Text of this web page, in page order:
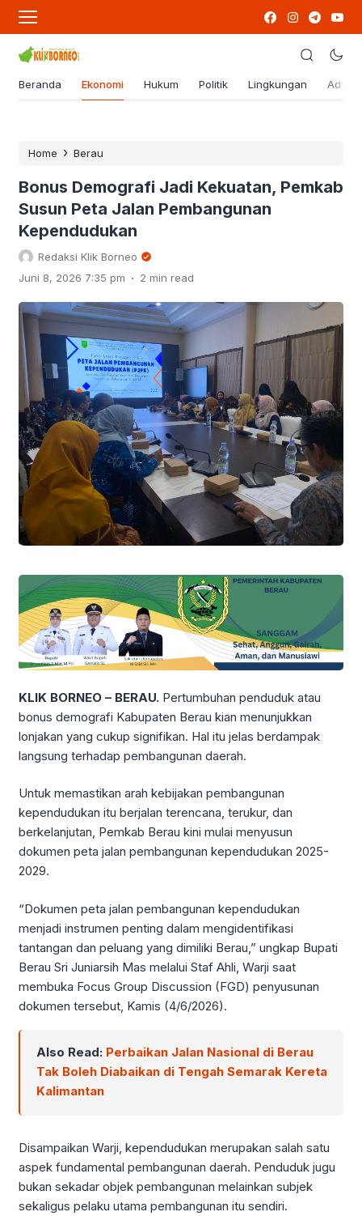
Beranda Ekonomi Hukum Politik Lingkungan
Home › Berau
Bonus Demografi Jadi Kekuatan, Pemkab
Susun Peta Jalan Pembangunan
Kependudukan
Redaksi Klik Borneo
Juni 8, 2026 7:35 pm . 2 min read
KLIK BORNEO – BERAU. Pertumbuhan penduduk atau
bonus demografi Kabupaten Berau kian menunjukkan
lonjakan yang cukup signifikan. Hal itu jelas berdampak
langsung terhadap pembangunan daerah.
Untuk memastikan arah kebijakan pembangunan
kependudukan itu berjalan terencana, terukur, dan
berkelanjutan, Pemkab Berau kini mulai menyusun
dokumen peta jalan pembangunan kependudukan 2025-
2029.
“Dokumen peta jalan pembangunan kependudukan
menjadi instrumen penting dalam mengidentifikasi
tantangan dan peluang yang dimiliki Berau,” ungkap Bupati
Berau Sri Juniarsih Mas melalui Staf Ahli, Warji saat
membuka Focus Group Discussion (FGD) penyusunan
dokumen tersebut, Kamis (4/6/2026).
Also Read: Perbaikan Jalan Nasional di Berau
Tak Boleh Diabaikan di Tengah Semarak Kereta
Kalimantan
Disampaikan Warji, kependudukan merupakan salah satu
aspek fundamental pembangunan daerah. Penduduk jugu
bukan sekadar objek pembangunan melainkan subjek
sekaligus pelaku utama pembangunan itu sendiri.